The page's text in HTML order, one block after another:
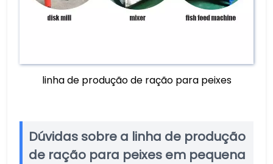
linha de produção de ração para peixes
Dúvidas sobre a linha de produção
de ração para peixes em pequena